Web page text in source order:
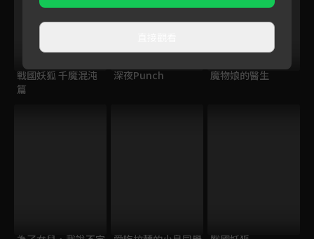
戰國妖狐 千魔混沌
篇
深夜Punch 魔物娘的醫生